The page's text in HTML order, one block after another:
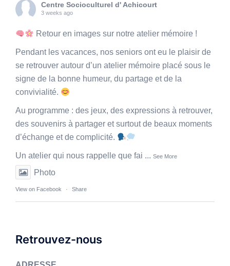
Centre Socioculturel d' Achicourt
3 weeks ago
Retour en images sur notre atelier mémoire !
Pendant les vacances, nos seniors ont eu le plaisir de
se retrouver autour d’un atelier mémoire placé sous le
signe de la bonne humeur, du partage et de la
convivialité.
Au programme : des jeux, des expressions à retrouver,
des souvenirs à partager et surtout de beaux moments
d’échange et de complicité.
Un atelier qui nous rappelle que fai ... See More
Photo
View on Facebook · Share
Retrouvez-nous